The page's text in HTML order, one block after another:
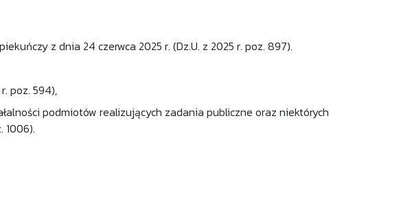
z dnia 24 czerwca 2025 r. (Dz.U. z 2025 r. poz. 897).
poz. 594),
podmiotów realizujących zadania publiczne oraz niektórych
1006).